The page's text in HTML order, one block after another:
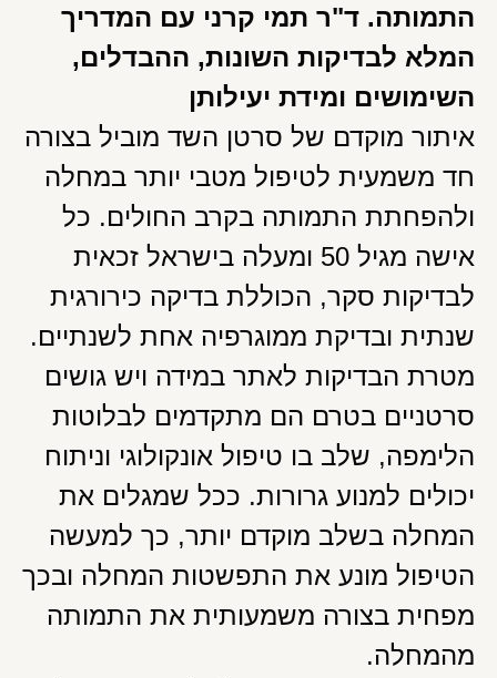
התמותה. ד"ר תמי קרני עם המדריך
המלא לבדיקות השונות, ההבדלים,
השימושים ומידת יעילותן
איתור מוקדם של סרטן השד מוביל בצורה
חד משמעית לטיפול מטבי יותר במחלה
ולהפחתת התמותה בקרב החולים. כל
אישה מגיל 50 ומעלה בישראל זכאית
לבדיקות סקר, הכוללת בדיקה כירורגית
שנתית ובדיקת ממוגרפיה אחת לשנתיים.
מטרת הבדיקות לאתר במידה ויש גושים
סרטניים בטרם הם מתקדמים לבלוטות
הלימפה, שלב בו טיפול אונקולוגי וניתוח
יכולים למנוע גרורות. ככל שמגלים את
המחלה בשלב מוקדם יותר, כך למעשה
הטיפול מונע את התפשטות המחלה ובכך
מפחית בצורה משמעותית את התמותה
מהמחלה.